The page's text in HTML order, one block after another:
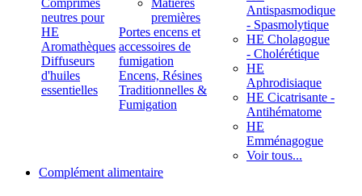
Comprimés
neutres pour
HE
Aromathèques
Diffuseurs
d'huiles
essentielles
Matières
premières
Portes encens et
accessoires de
fumigation
Encens, Résines
Traditionnelles &
Fumigation
Antispasmodique
- Spasmolytique
HE Cholagogue
- Cholérétique
HE
Aphrodisiaque
HE Cicatrisante -
Antihématome
HE
Emménagogue
Voir tous...
Complément alimentaire